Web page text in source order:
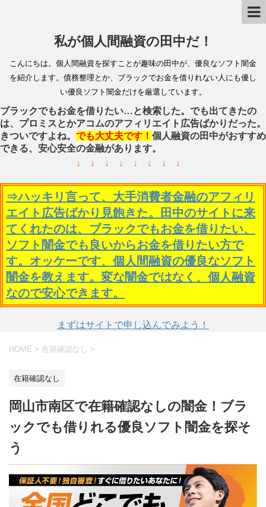
私が個人間融資の田中だ！
こんにちは。個人間融資を探すことが趣味の田中が、優良なソフト闇金
を紹介します。債務整理とか、ブラックでお金を借りれない人にも優し
い優良ソフト闇金だけを厳選しています。
ブラックでもお金を借りたい…と検索した。でも出てきたの
は、プロミスとかアコムのアフィリエイト広告ばかりだった。
きついですよね。 でも大丈夫です！ 個人融資の田中がおすすめ
できる、安心安全の金融があります。
↓ ↓ ↓ ↓ ↓ ↓ ↓ ↓
⇒ハッキリ言って、大手消費者金融のアフィリ
エイト広告ばかり見飽きた。田中のサイトに来
てくれたのは、ブラックでもお金を借りたい、
ソフト闇金でも良いからお金を借りたい方で
す。オッケーです、個人間融資の優良なソフト
闇金を教えます。変な闇金ではなく、個人融資
なので安心できます。
まずはサイトで申し込んでみよう！
HOME > 在籍確認なし >
在籍確認なし
岡山市南区で在籍確認なしの闇金！ブラ
ックでも借りれる優良ソフト闇金を探そ
う